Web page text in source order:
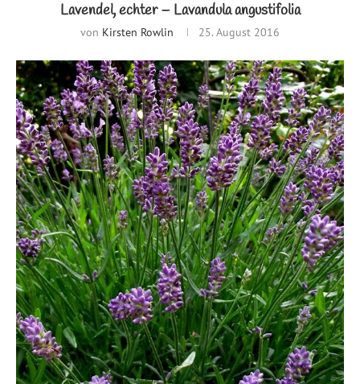
Lavendel, echter – Lavandula angustifolia
von Kirsten Rowlin 25. August 2016